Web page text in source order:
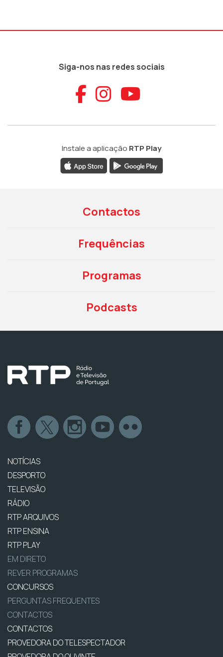
Siga-nos nas redes sociais
Aceder ao
Aceder ao
Aceder
Instale a aplicação RTP Play
Contactos
Frequências
Programas
Podcasts
NOTÍCIAS
DESPORTO
TELEVISÃO
RÁDIO
RTP ARQUIVOS
RTP ENSINA
RTP PLAY
EM DIRETO
REVER PROGRAMAS
CONCURSOS
PERGUNTAS FREQUENTES
CONTACTOS
CONTACTOS
PROVEDORA DO TELESPECTADOR